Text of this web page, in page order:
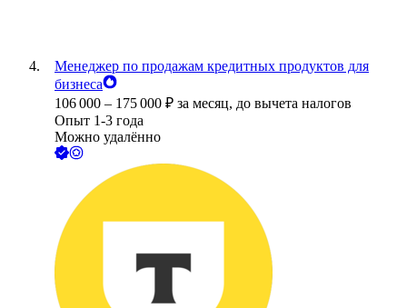
Менеджер по продажам кредитных продуктов для
бизнеса
106 000 – 175 000 ₽ за месяц, до вычета налогов
Опыт 1-3 года
Можно удалённо